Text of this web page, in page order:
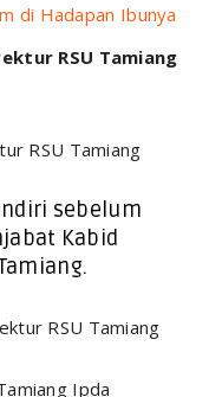
di Hadapan Ibunya
RSU Tamiang
RSU Tamiang
sebelum
Kabid
Ipda